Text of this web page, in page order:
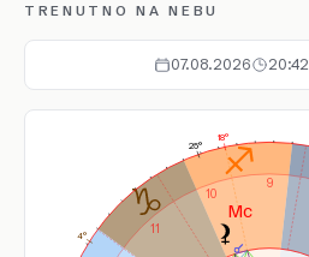
TRENUTNO NA NEBU
07.08.2026 20:42
9
10
11
4°
18°
25°